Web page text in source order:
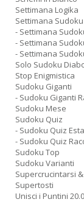
Settimana Logika
Settimana Sudoku
- Settimana
- Settimana
- Settimana
Solo Sudoku
Stop Enigmistica
Sudoku Giganti
- Sudoku Giganti
Sudoku Mese
Sudoku Quiz
- Sudoku Quiz
- Sudoku Quiz
Sudoku Top
Sudoku Varianti
Supercrucintarsi &
Supertosti
Unisci i Puntini